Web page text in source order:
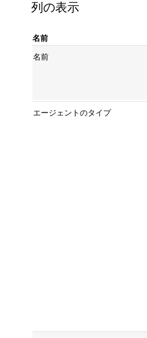
列の表示
名前
名前
エージェントのタイプ